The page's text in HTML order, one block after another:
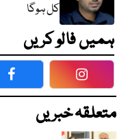
کل ہوگا
ہمیں فالو کریں
Facebook
متعلقہ خبریں